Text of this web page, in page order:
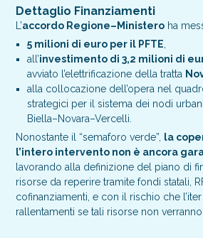
Dettaglio Finanziamenti
L’accordo Regione–Ministero ha
5 milioni di euro per il PFTE
all’investimento di 3,2 milioni di
avviato l’elettrificazione della tratta
alla collocazione dell’opera nel
strategici per il sistema dei nodi
Biella–Novara–Vercelli.
Nonostante il “semaforo verde”,
la
l’intero intervento non è ancora
lavorando alla definizione del piano di
risorse da reperire tramite fondi statali,
cofinanziamenti, e con il rischio che
rallentamenti se tali risorse non